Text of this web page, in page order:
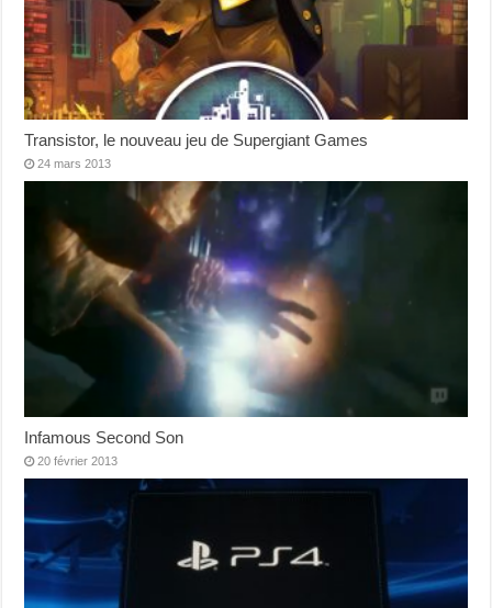
Transistor, le nouveau jeu de Supergiant Games
24 mars 2013
Infamous Second Son
20 février 2013